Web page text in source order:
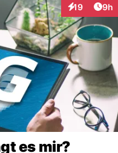
19
Interaktionen
9h
es mir?